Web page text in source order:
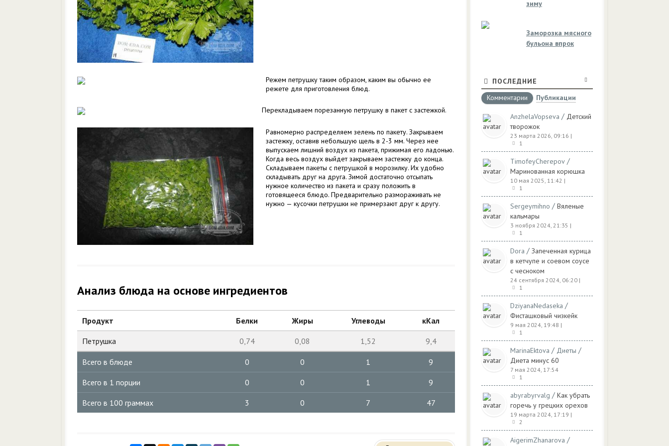
Режем петрушку таким образом, каким вы обычно ее
режете для приготовления блюд.
Перекладываем порезанную петрушку в пакет с застежкой.
Равномерно распределяем зелень по пакету. Закрываем
застежку, оставив небольшую щель в 2-3 мм. Через нее
выпускаем лишний воздух из пакета, прижимая его ладонью.
Когда весь воздух выйдет закрываем застежку до конца.
Складываем пакеты с петрушкой в морозилку. Их удобно
складывать друг на друга. Зимой достаточно отсыпать
нужное количество из пакета и сразу положить в
готовящееся блюдо. Предварительно размораживать не
нужно — кусочки петрушки не примерзают друг к другу.
Анализ блюда на основе ингредиентов
Продукт Белки Жиры Углеводы кКал
Петрушка 0,74 0,08 1,52 9,4
Всего в блюде 0 0 1 9
Всего в 1 порции 0 0 1 9
Всего в 100 граммах 3 0 7 47
зиму
Заморозка мясного
бульона впрок
ПОСЛЕДНИЕ
Комментарии
Публикации
AnzhelaVopseva / Детский
творожок
23 марта 2026, 09:16 |
1
TimofeyCherepov /
Маринованная корюшка
10 мая 2025, 11:42 |
1
Sergeymihno / Вяленые
кальмары
3 ноября 2024, 21:35 |
1
Dora / Запеченная курица
в кетчупе и соевом соусе
с чесноком
24 сентября 2024, 06:20 |
1
DziyanaNedaseka /
Фисташковый чизкейк
9 мая 2024, 19:48 |
1
MarinaEktova / Диеты /
Диета минус 60
7 мая 2024, 17:54
1
abyrabyrvalg / Как убрать
горечь у грецких орехов
19 марта 2024, 17:19 |
2
AigerimZhanarova /